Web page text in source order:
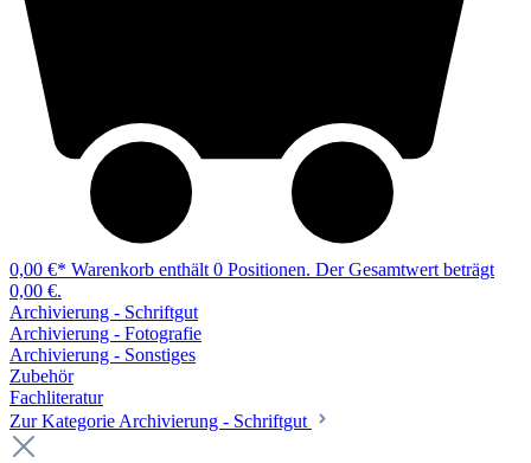
0,00 €* Warenkorb enthält 0 Positionen. Der Gesamtwert beträgt
0,00 €.
Archivierung - Schriftgut
Archivierung - Fotografie
Archivierung - Sonstiges
Zubehör
Fachliteratur
Zur Kategorie Archivierung - Schriftgut